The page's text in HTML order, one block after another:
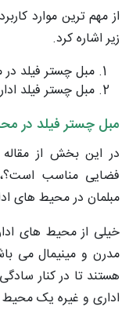
از مهم ترین موارد
زیر اشاره کرد.
مبل چستر فیلد
مبل چستر فیلد
مبل چستر فیلد در
در این بخش از
فضایی مناسب است؟،
مبلمان در محیط های
خیلی از محیط های
مدرن و مینیمال می
هستند تا در کنار
اداری و غیره یک محیط